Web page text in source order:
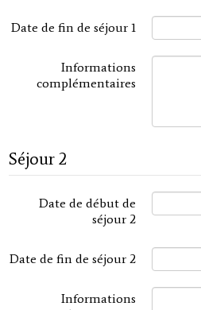
Date de fin de séjour 1
Informations
complémentaires
Séjour 2
Date de début de
séjour 2
Date de fin de séjour 2
Informations